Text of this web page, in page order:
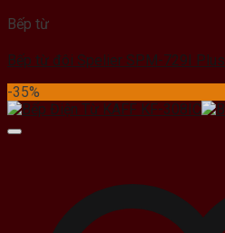
Bếp từ
Bếp từ đôi Spelier SPM-729I Plus
-35%